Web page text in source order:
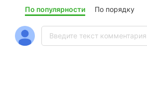
По популярности По порядку